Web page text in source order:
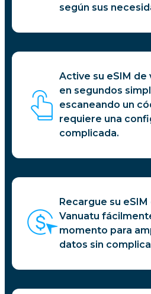
según sus
Active su eSIM de
en segundos
escaneando un
requiere una
complicada.
Recargue su
Vanuatu
momento para
datos sin